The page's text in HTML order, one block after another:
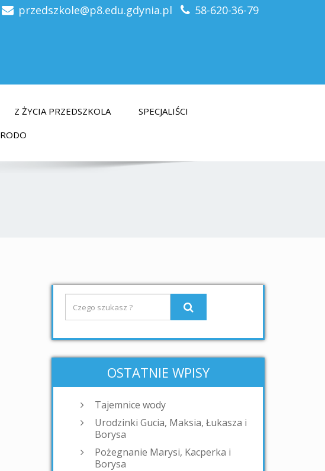
przedszkole@p8.edu.gdynia.pl 58-620-36-79
Z ŻYCIA PRZEDSZKOLA
SPECJALIŚCI
RODO
OSTATNIE WPISY
Tajemnice wody
Urodzinki Gucia, Maksia, Łukasza i
Borysa
Pożegnanie Marysi, Kacperka i
Borysa